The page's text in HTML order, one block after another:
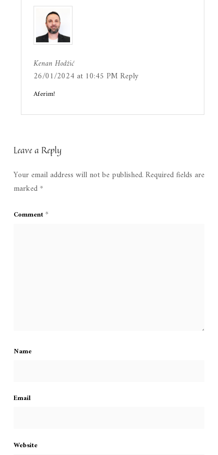
Kenan Hodžić
26/01/2024 at 10:45 PMReply
Aferim!
Leave a Reply
Your email address will not be published.Required fields are
marked*
Comment*
Name
Email
Website